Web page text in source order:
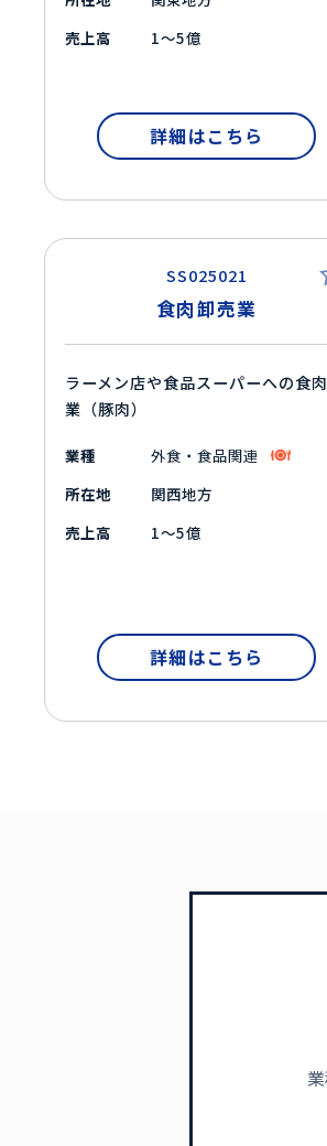
売上高
1～5億
詳細はこちら
SS025021
食肉卸売業
ラーメン店や食品スーパーへの食
業（豚肉）
業種
外食・食品関連
所在地
関西地方
売上高
1～5億
詳細はこちら